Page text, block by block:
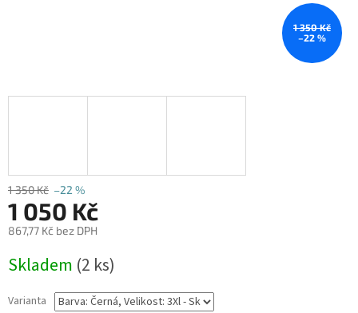
1 350 Kč
–22 %
1 350 Kč –22 %
1 050 Kč
867,77 Kč bez DPH
cena:
Skladem (2 ks)
Varianta